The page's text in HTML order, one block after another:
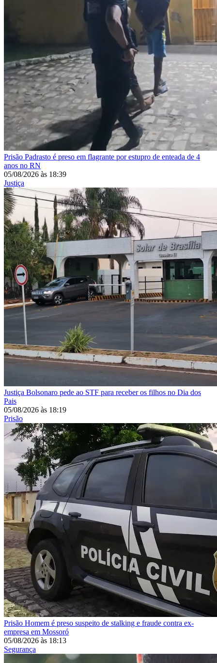
Prisão Padrasto é preso em flagrante por estupro de enteada de 4
anos no RN
05/08/2026 às 18:39
Justiça
Justiça Bolsonaro pede ao STF para receber os filhos no Dia dos
Pais
05/08/2026 às 18:19
Prisão
Prisão Homem é preso suspeito de stalking e fraude contra ex-
empresa em Mossoró
05/08/2026 às 18:13
Segurança